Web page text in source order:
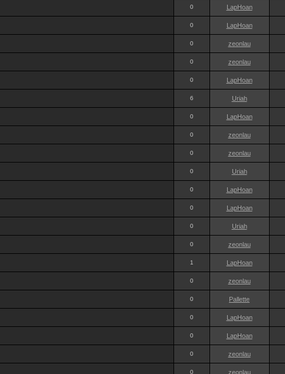
0 LapHoan
0 LapHoan
0 zeonlau
0 zeonlau
0 LapHoan
6 Uriah
0 LapHoan
0 zeonlau
0 zeonlau
0 Uriah
0 LapHoan
0 LapHoan
0 Uriah
0 zeonlau
1 LapHoan
0 zeonlau
0 Pallette
0 LapHoan
0 LapHoan
0 zeonlau
0 zeonlau